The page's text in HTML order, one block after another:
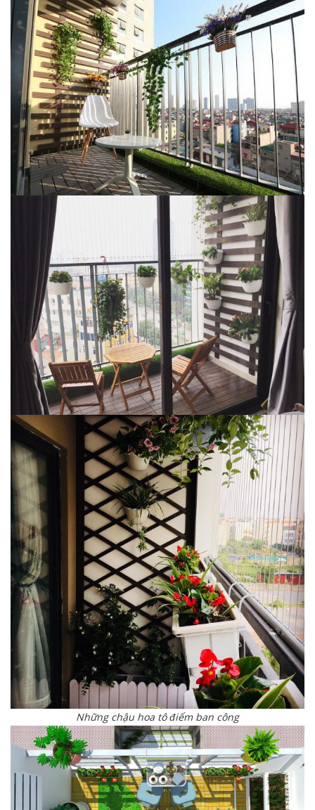
Những chậu hoa tô điểm ban công